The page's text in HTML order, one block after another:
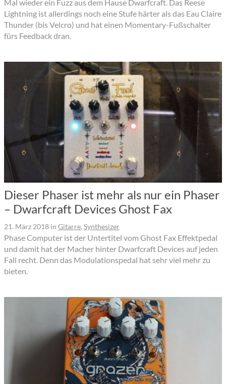
Mal wieder ein Fuzz aus dem Hause Dwarfcraft. Das Reese
Lightning ist allerdings noch eine Stufe härter als das Eau Claire
Thunder (bis Velcro) und hat einen Momentary-Fußschalter
fürs Feedback dran.
Dieser Phaser ist mehr als nur ein Phaser
– Dwarfcraft Devices Ghost Fax
21. März 2018 in Gitarre, Synthesizer
Phase Computer ist der Untertitel vom Ghost Fax Effektpedal
und damit hat der Macher hinter Dwarfcraft Devices auf jeden
Fall recht. Denn das Modulationspedal hat sehr viel mehr zu
bieten.